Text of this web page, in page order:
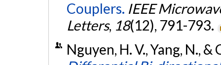
Couplers. IEEE
Letters, 18(12), 791-793.
Nguyen, H. V., Yang, N.,